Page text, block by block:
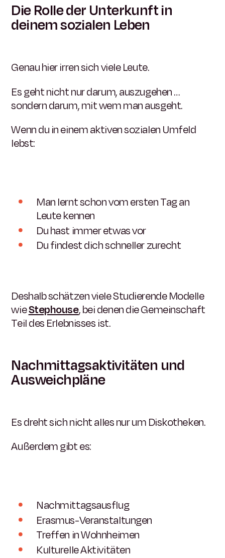
Die Rolle der Unterkunft in
deinem sozialen Leben
Genau hier irren sich viele Leute.
Es geht nicht nur darum, auszugehen …
sondern darum, mit wem man ausgeht.
Wenn du in einem aktiven sozialen Umfeld
lebst:
Man lernt schon vom ersten Tag an
Leute kennen
Du hast immer etwas vor
Du findest dich schneller zurecht
Deshalb schätzen viele Studierende Modelle
wieStephouse, bei denen die Gemeinschaft
Teil des Erlebnisses ist.
Nachmittagsaktivitäten und
Ausweichpläne
Es dreht sich nicht alles nur um Diskotheken.
Außerdem gibt es:
Nachmittagsausflug
Erasmus-Veranstaltungen
Treffen in Wohnheimen
Kulturelle Aktivitäten